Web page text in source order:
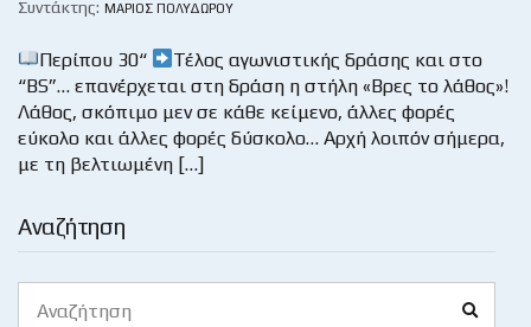
Αναζήτηση
for:
Συντάκτης: ΜΆΡΙΟΣ ΠΟΛΥΔΏΡΟΥ
Περίπου 30“
Τέλος αγωνιστικής δράσης και στο
“BS”… επανέρχεται στη δράση η στήλη «Βρες το λάθος»!
Λάθος, σκόπιμο μεν σε κάθε κείμενο, άλλες φορές
εύκολο και άλλες φορές δύσκολο… Αρχή λοιπόν σήμερα,
με τη βελτιωμένη […]